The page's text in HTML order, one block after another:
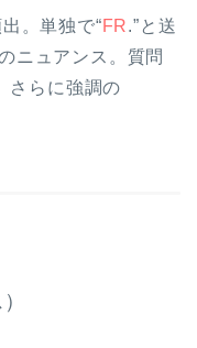
。単独で“FR.”と送
ニュアンス。質問
さらに強調の